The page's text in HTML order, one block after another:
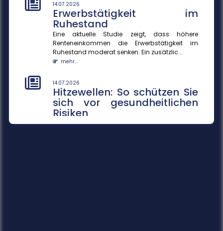
14.07.2026
Erwerbstätigkeit im
Ruhestand
Eine aktuelle Studie zeigt, dass höhere
Renteneinkommen die Erwerbstätigkeit im
Ruhestand moderat senken. Ein zusätzlic...
mehr...
14.07.2026
Hitzewellen: So schützen Sie
sich vor gesundheitlichen
Risiken
Extreme Temperaturen belasten den Körper